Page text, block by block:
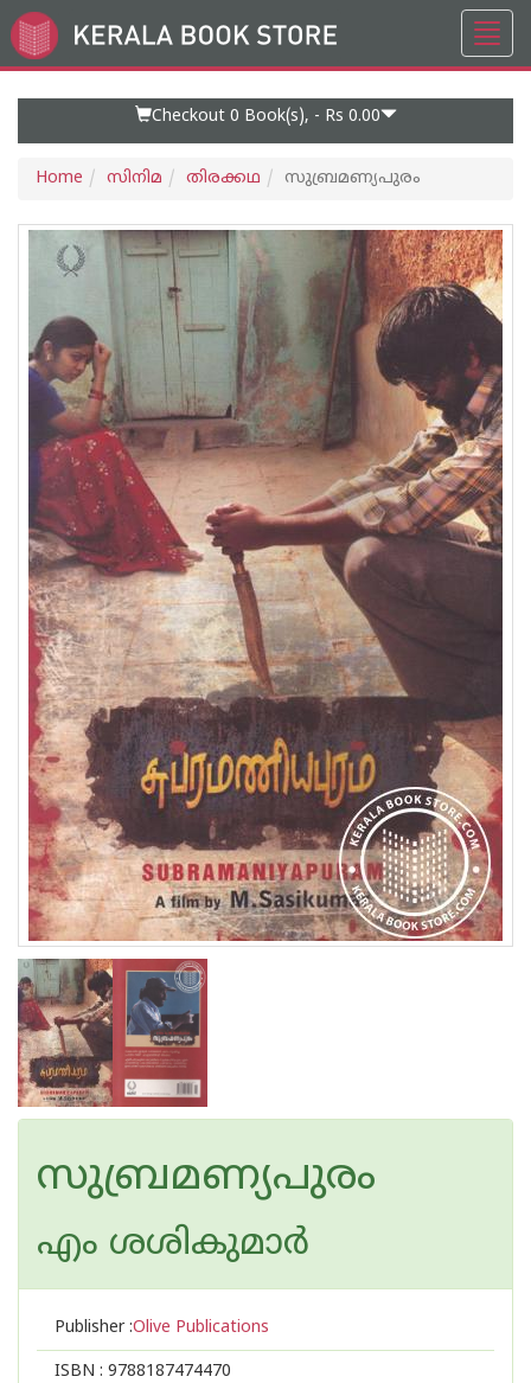
Go
to
Checkout 0 Book(s), - Rs 0.00
Home സിനിമ തിരക്കഥ സുബ്രമണ്യപുരം
സുബ്രമണ്യപുരം
എം ശശികുമാര്‍
Publisher :Olive Publications
ISBN : 9788187474470